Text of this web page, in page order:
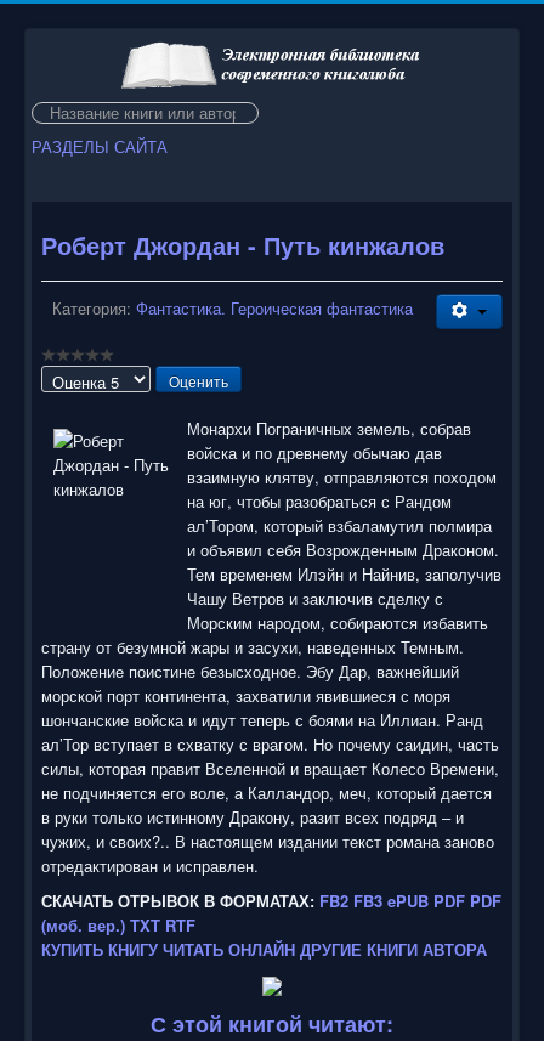
Искать...
РАЗДЕЛЫ САЙТА
Роберт Джордан - Путь кинжалов
Категория: Фантастика. Героическая фантастика
Пожалуйста,
Монархи Пограничных земель, собрав
войска и по древнему обычаю дав
взаимную клятву, отправляются походом
на юг, чтобы разобраться с Рандом
ал’Тором, который взбаламутил полмира
и объявил себя Возрожденным Драконом.
Тем временем Илэйн и Найнив, заполучив
Чашу Ветров и заключив сделку с
Морским народом, собираются избавить
страну от безумной жары и засухи, наведенных Темным.
Положение поистине безысходное. Эбу Дар, важнейший
морской порт континента, захватили явившиеся с моря
шончанские войска и идут теперь с боями на Иллиан. Ранд
ал’Тор вступает в схватку с врагом. Но почему саидин, часть
силы, которая правит Вселенной и вращает Колесо Времени,
не подчиняется его воле, а Калландор, меч, который дается
в руки только истинному Дракону, разит всех подряд – и
чужих, и своих?.. В настоящем издании текст романа заново
отредактирован и исправлен.
СКАЧАТЬ ОТРЫВОК В ФОРМАТАХ: FB2 FB3 ePUB PDF PDF
(моб. вер.) TXT RTF
КУПИТЬ КНИГУ ЧИТАТЬ ОНЛАЙН ДРУГИЕ КНИГИ АВТОРА
С этой книгой читают: